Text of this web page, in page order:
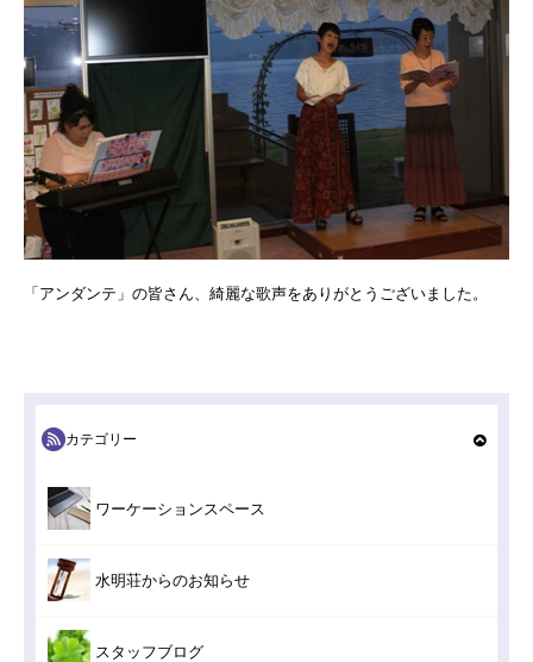
「アンダンテ」の皆さん、綺麗な歌声をありがとうございました。
カテゴリー
ワーケーションスペース
水明荘からのお知らせ
スタッフブログ